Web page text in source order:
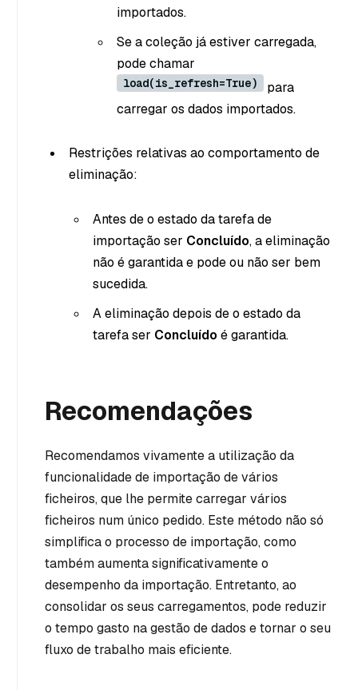
importados.
Se a coleção já estiver carregada,
pode chamar
load(is_refresh=True)
para
carregar os dados importados.
Restrições relativas ao comportamento de
eliminação:
Antes de o estado da tarefa de
importação ser Concluído, a eliminação
não é garantida e pode ou não ser bem
sucedida.
A eliminação depois de o estado da
tarefa ser Concluídoé garantida.
Recomendações
Recomendamos vivamente a utilização da
funcionalidade de importação de vários
ficheiros, que lhe permite carregar vários
ficheiros num único pedido. Este método não só
simplifica o processo de importação, como
também aumenta significativamente o
desempenho da importação. Entretanto, ao
consolidar os seus carregamentos, pode reduzir
o tempo gasto na gestão de dados e tornar o seu
fluxo de trabalho mais eficiente.